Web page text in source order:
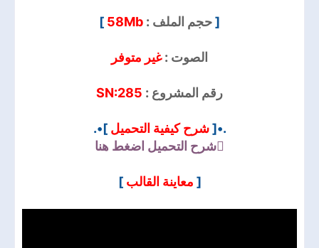
[حجم الملف : 58Mb
]
الصوت :غير متوفر
رقم المشروع : SN:285
.•[شرح كيفية التحميل ]•.
شرح التحميل اضغط هنا
[ معاينة القالب]